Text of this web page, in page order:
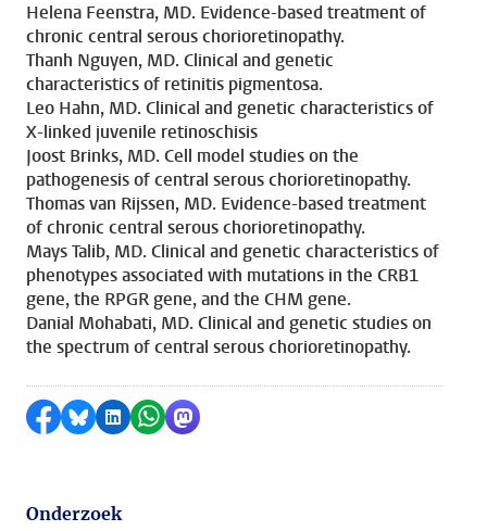
Helena Feenstra, MD. Evidence-based treatment of
chronic central serous chorioretinopathy.
Thanh Nguyen, MD. Clinical and genetic
characteristics of retinitis pigmentosa.
Leo Hahn, MD. Clinical and genetic characteristics of
X-linked juvenile retinoschisis
Joost Brinks, MD. Cell model studies on the
pathogenesis of central serous chorioretinopathy.
Thomas van Rijssen, MD. Evidence-based treatment
of chronic central serous chorioretinopathy.
Mays Talib, MD. Clinical and genetic characteristics of
phenotypes associated with mutations in the CRB1
gene, the RPGR gene, and the CHM gene.
Danial Mohabati, MD. Clinical and genetic studies on
the spectrum of central serous chorioretinopathy.
Delen op Facebook
Delen via Bluesky
Delen op LinkedIn
Delen via WhatsApp
Delen via Mastodon
Onderzoek